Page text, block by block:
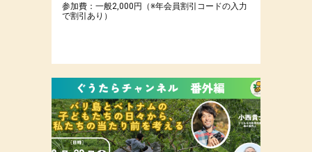
参加費：一般2,000円（※年会員割引コードの入力
で割引あり）